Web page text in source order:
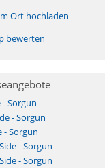
Ort hochladen
bewerten
Sorgun
- Sorgun
- Sorgun
- Sorgun
- Sorgun